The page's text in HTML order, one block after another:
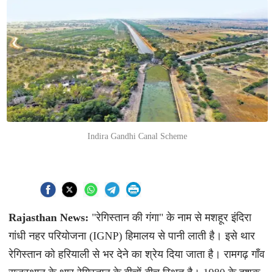
Indira Gandhi Canal Scheme
Rajasthan News: "रेगिस्तान की गंगा" के नाम से मशहूर इंदिरा
गांधी नहर परियोजना (IGNP) हिमालय से पानी लाती है। इसे थार
रेगिस्तान को हरियाली से भर देने का श्रेय दिया जाता है। रामगढ़ गाँव